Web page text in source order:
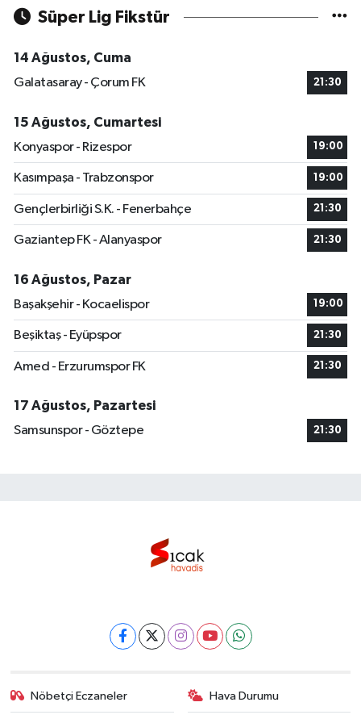
Süper Lig Fikstür
14 Ağustos, Cuma
Galatasaray - Çorum FK
21:30
15 Ağustos, Cumartesi
Konyaspor - Rizespor
19:00
Kasımpaşa - Trabzonspor 19:00
Gençlerbirliği S.K. - Fenerbahçe 21:30
Gaziantep FK - Alanyaspor 21:30
16 Ağustos, Pazar
Başakşehir - Kocaelispor
19:00
Beşiktaş - Eyüpspor 21:30
Amed - Erzurumspor FK 21:30
17 Ağustos, Pazartesi
Samsunspor - Göztepe
21:30
Nöbetçi Eczaneler Hava Durumu